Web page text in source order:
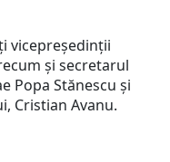
vicepreședinții
și secretarul
Popa Stănescu și
Cristian Avanu.